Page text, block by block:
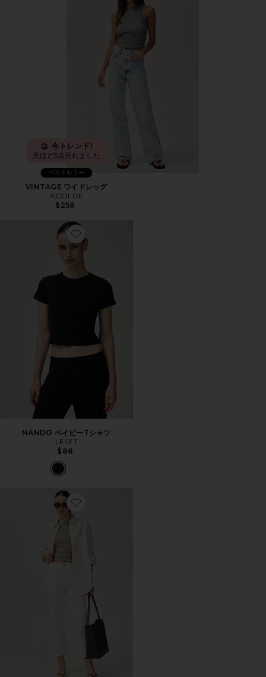
今トレンド!
先ほど5点売れました
ベストセラー
VINTAGE ワイドレッグ
AGOLDE
$258
Favorite NANDO ベイビーTシャツ
NANDO ベイビーTシャツ
LESET
$88
Favorite KACEY デニム